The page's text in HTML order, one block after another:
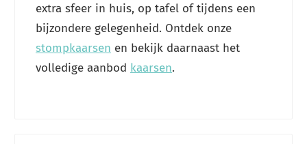
extra sfeer in huis, op tafel of tijdens een
bijzondere gelegenheid. Ontdek onze
stompkaarsen en bekijk daarnaast het
volledige aanbod kaarsen.